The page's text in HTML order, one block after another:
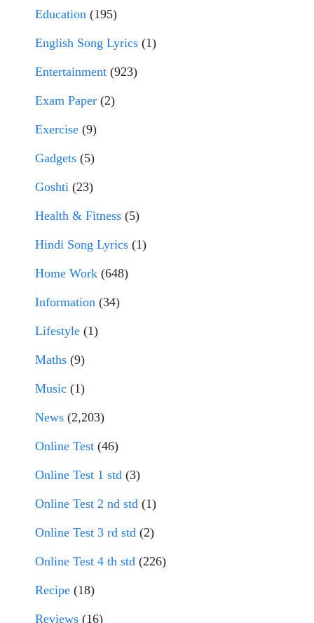
Education (195)
English Song Lyrics (1)
Entertainment (923)
Exam Paper (2)
Exercise (9)
Gadgets (5)
Goshti (23)
Health & Fitness (5)
Hindi Song Lyrics (1)
Home Work (648)
Information (34)
Lifestyle (1)
Maths (9)
Music (1)
News (2,203)
Online Test (46)
Online Test 1 std (3)
Online Test 2 nd std (1)
Online Test 3 rd std (2)
Online Test 4 th std (226)
Recipe (18)
Reviews (16)